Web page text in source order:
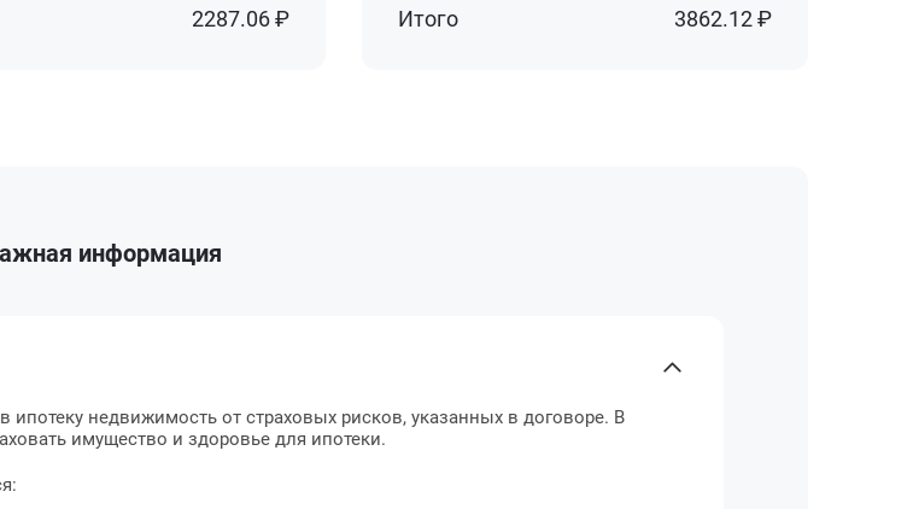
2287.06 ₽ Итого 3862.12 ₽
информация
недвижимость от страховых рисков, указанных в договоре. В
имущество и здоровье для ипотеки.